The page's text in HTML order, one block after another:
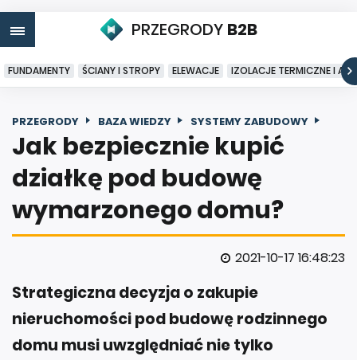
PRZEGRODY B2B
FUNDAMENTY ŚCIANY I STROPY ELEWACJE IZOLACJE TERMICZNE I
PRZEGRODY BAZA WIEDZY SYSTEMY ZABUDOWY
Jak bezpiecznie kupić
działkę pod budowę
wymarzonego domu?
2021-10-17 16:48:23
Strategiczna decyzja o zakupie
nieruchomości pod budowę rodzinnego
domu musi uwzględniać nie tylko